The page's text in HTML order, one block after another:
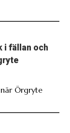
i fällan och
Örgryte